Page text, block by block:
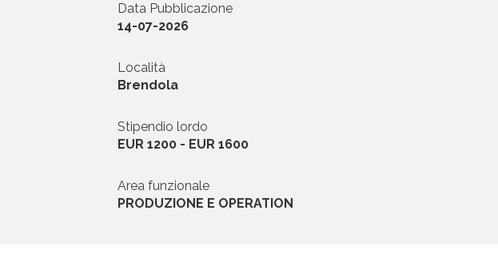
News ed Eventi
Domande e Risposte
Lavora con noi
Data Pubblicazione
14-07-2026
Località
Brendola
Stipendio lordo
EUR 1200 - EUR 1600
Area funzionale
PRODUZIONE E OPERATION